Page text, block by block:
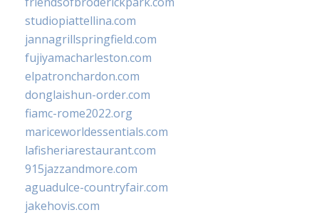
studiopiattellina.com
jannagrillspringfield.com
fujiyamacharleston.com
elpatronchardon.com
donglaishun-order.com
fiamc-rome2022.org
mariceworldessentials.com
lafisheriarestaurant.com
915jazzandmore.com
aguadulce-countryfair.com
jakehovis.com